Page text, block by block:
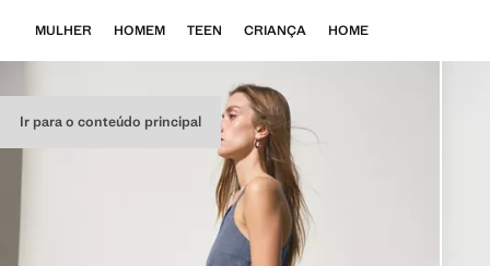
Ir para o conteúdo principal
MULHER HOMEM TEEN CRIANÇA HOME